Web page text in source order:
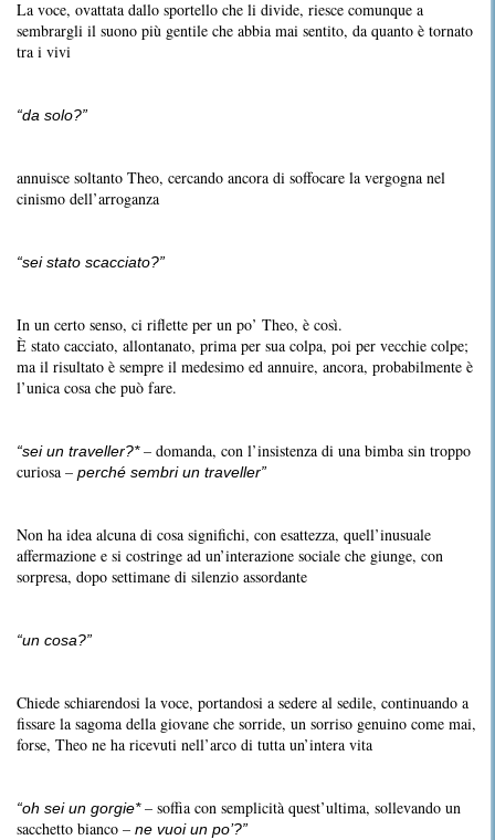
La voce, ovattata dallo sportello che li divide, riesce comunque a
sembrargli il suono più gentile che abbia mai sentito, da quanto è tornato
tra i vivi
“da solo?”
annuisce soltanto Theo, cercando ancora di soffocare la vergogna nel
cinismo dell’arroganza
“sei stato scacciato?”
In un certo senso, ci riflette per un po’ Theo, è così.
È stato cacciato, allontanato, prima per sua colpa, poi per vecchie colpe;
ma il risultato è sempre il medesimo ed annuire, ancora, probabilmente è
l’unica cosa che può fare.
“sei un traveller?*– domanda, con l’insistenza di una bimba sin troppo
curiosa – perché sembri un traveller”
Non ha idea alcuna di cosa significhi, con esattezza, quell’inusuale
affermazione e si costringe ad un’interazione sociale che giunge, con
sorpresa, dopo settimane di silenzio assordante
“un cosa?”
Chiede schiarendosi la voce, portandosi a sedere al sedile, continuando a
fissare la sagoma della giovane che sorride, un sorriso genuino come mai,
forse, Theo ne ha ricevuti nell’arco di tutta un’intera vita
“oh sei un gorgie*– soffia con semplicità quest’ultima, sollevando un
sacchetto bianco – ne vuoi un po’?”